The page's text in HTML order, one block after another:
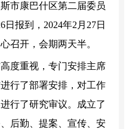
康巴什区第二届委员
报到，2024年2月27日
召开，会期两天半。
重视，专门安排主席
行了部署安排，对工作
行了研究审议。成立了
后勤、提案、宣传、安